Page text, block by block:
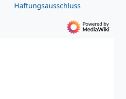
Haftungsausschluss